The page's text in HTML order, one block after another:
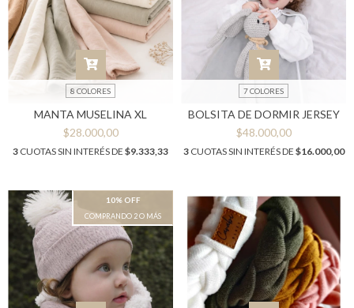
8 COLORES
MANTA MUSELINA XL
$28.000,00
3 CUOTAS SIN INTERÉS DE $9.333,33
7 COLORES
BOLSITA DE DORMIR JERSEY
$48.000,00
3CUOTAS SIN INTERÉS DE $16.000,00
10% OFF
COMPRANDO 2 O MÁS